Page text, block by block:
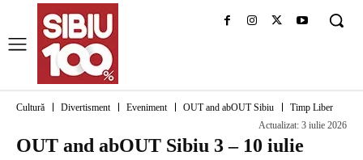
Cultură Divertisment Eveniment OUT and abOUT Sibiu
Timp Liber
Actualizat: 3 iulie 2026
OUT and abOUT Sibiu 3 – 10 iulie